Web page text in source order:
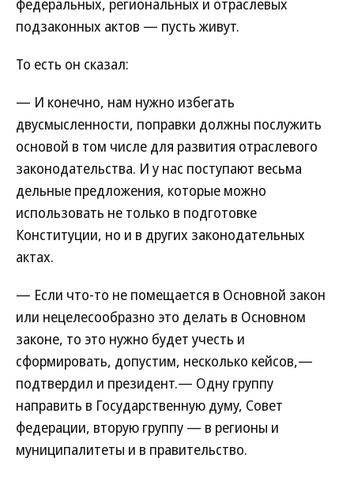
федеральных, региональных и отраслевых
подзаконных актов — пусть живут.
То есть он сказал:
— И конечно, нам нужно избегать
двусмысленности, поправки должны послужить
основой в том числе для развития отраслевого
законодательства. И у нас поступают весьма
дельные предложения, которые можно
использовать не только в подготовке
Конституции, но и в других законодательных
актах.
— Если что-то не помещается в Основной закон
или нецелесообразно это делать в Основном
законе, то это нужно будет учесть и
сформировать, допустим, несколько кейсов,—
подтвердил и президент.— Одну группу
направить в Государственную думу, Совет
федерации, вторую группу — в регионы и
муниципалитеты и в правительство.